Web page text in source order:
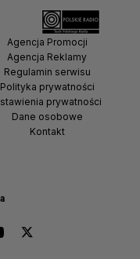
Agencja Promocji
Agencja Reklamy
Regulamin serwisu
Polityka prywatności
prywatności
Dane osobowe
Kontakt